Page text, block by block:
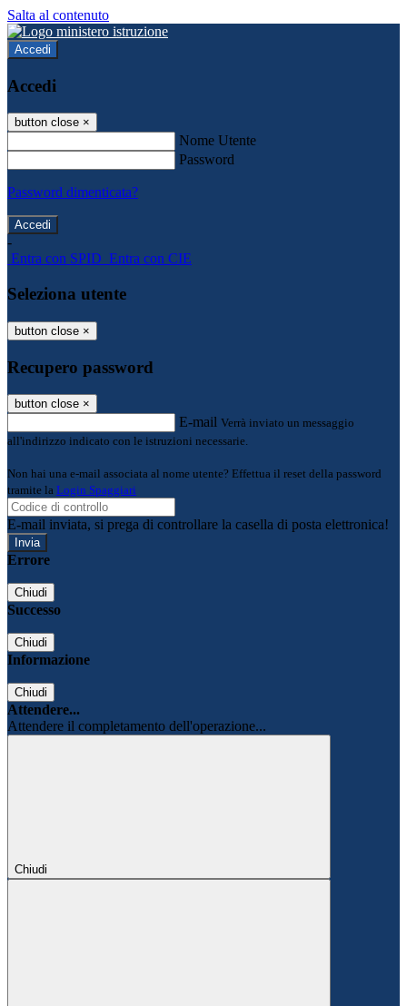
Salta al contenuto
Accedi
Accedi
button close ×
Nome Utente
Password
Password dimenticata?
-
Entra con SPID Entra con CIE
Seleziona utente
button close ×
Recupero password
button close ×
E-mail Verrà inviato un messaggio
all'indirizzo indicato con le istruzioni necessarie.
Non hai una e-mail associata al nome utente? Effettua il reset della password
tramite la Login Spaggiari
E-mail inviata, si prega di controllare la casella di posta elettronica!
Errore
Chiudi
Successo
Chiudi
Informazione
Chiudi
Attendere...
Attendere il completamento dell'operazione...
Chiudi